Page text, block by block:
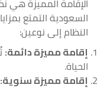
الإقامة المميزة هي
السعودية التمتع
النظام إلى نوعين:
إقامة مميزة دائمة:
الحياة.
إقامة مميزة سنوية: